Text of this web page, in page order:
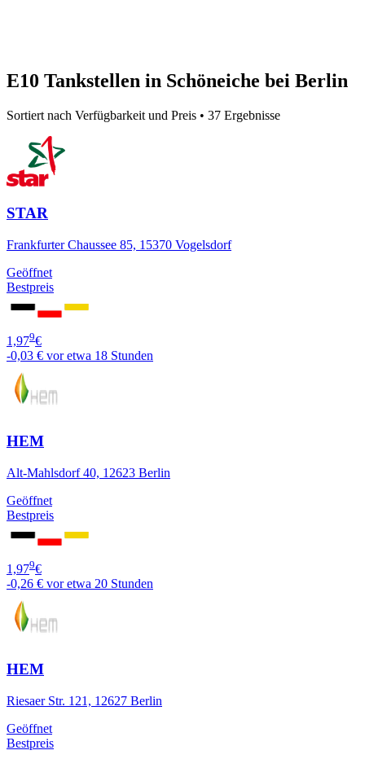
E10 Tankstellen in Schöneiche bei Berlin
Sortiert nach Verfügbarkeit und Preis • 37 Ergebnisse
STAR
Frankfurter Chaussee 85, 15370 Vogelsdorf
Geöffnet
Bestpreis
1,979€
-0,03 € vor etwa 18 Stunden
HEM
Alt-Mahlsdorf 40, 12623 Berlin
Geöffnet
Bestpreis
1,979€
-0,26 € vor etwa 20 Stunden
HEM
Riesaer Str. 121, 12627 Berlin
Geöffnet
Bestpreis